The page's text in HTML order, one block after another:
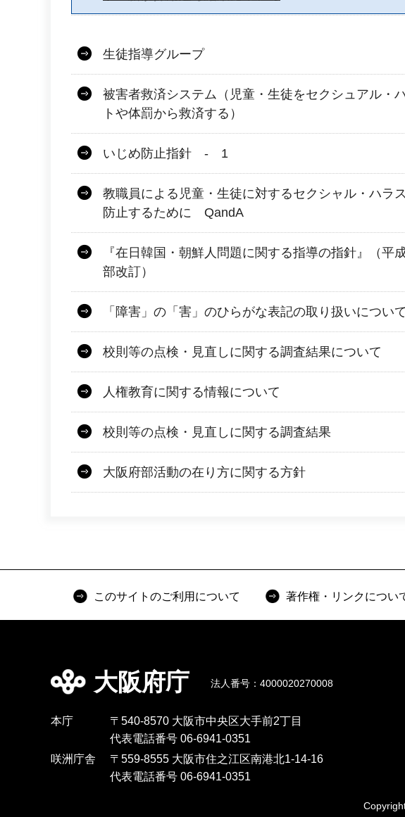
生徒指導グループ
被害者救済システム（児童・生徒をセクシュアル・
トや体罰から救済する）
いじめ防止指針 - 1
教職員による児童・生徒に対するセクシャル・ハラ
防止するために QandA
『在日韓国・朝鮮人問題に関する指導の指針』（平
部改訂）
「障害」の「害」のひらがな表記の取り扱いについて
校則等の点検・見直しに関する調査結果について
人権教育に関する情報について
校則等の点検・見直しに関する調査結果
大阪府部活動の在り方に関する方針
このサイトのご利用について 著作権・リンクについ
大阪府庁 法人番号：4000020270008
本庁
〒540-8570 大阪市中央区大手前2丁目
代表電話番号 06-6941-0351
咲洲庁舎
〒559-8555 大阪市住之江区南港北1-14-16
代表電話番号 06-6941-0351